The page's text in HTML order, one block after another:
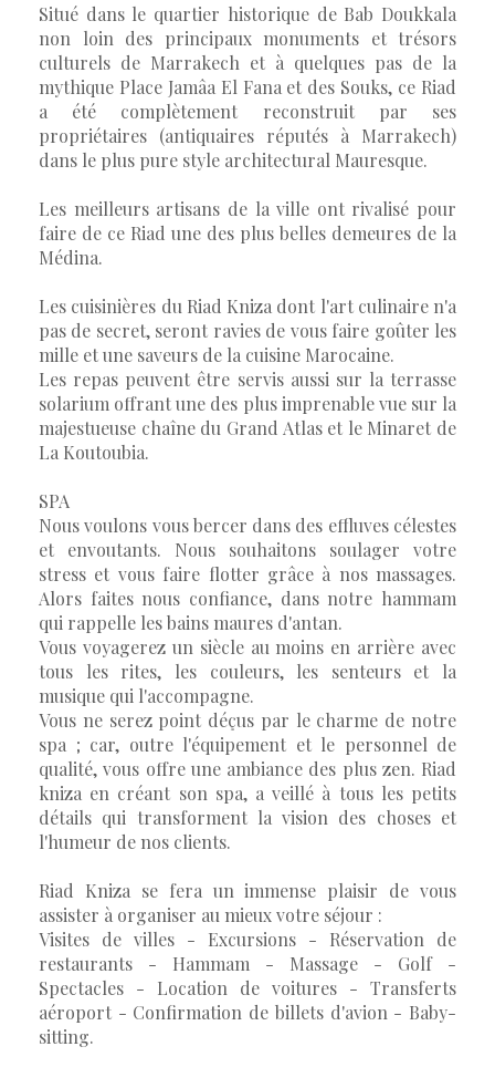
Situé dans le quartier historique de Bab Doukkala
non loin des principaux monuments et trésors
culturels de Marrakech et à quelques pas de la
mythique Place Jamâa El Fana et des Souks, ce Riad
a été complètement reconstruit par ses
propriétaires (antiquaires réputés à Marrakech)
dans le plus pure style architectural Mauresque.
Les meilleurs artisans de la ville ont rivalisé pour
faire de ce Riad une des plus belles demeures de la
Médina.
Les cuisinières du Riad Kniza dont l'art culinaire n'a
pas de secret, seront ravies de vous faire goûter les
mille et une saveurs de la cuisine Marocaine.
Les repas peuvent être servis aussi sur la terrasse
solarium offrant une des plus imprenable vue sur la
majestueuse chaîne du Grand Atlas et le Minaret de
La Koutoubia.
SPA
Nous voulons vous bercer dans des effluves célestes
et envoutants. Nous souhaitons soulager votre
stress et vous faire flotter grâce à nos massages.
Alors faites nous confiance, dans notre hammam
qui rappelle les bains maures d'antan.
Vous voyagerez un siècle au moins en arrière avec
tous les rites, les couleurs, les senteurs et la
musique qui l'accompagne.
Vous ne serez point déçus par le charme de notre
spa ; car, outre l'équipement et le personnel de
qualité, vous offre une ambiance des plus zen. Riad
kniza en créant son spa, a veillé à tous les petits
détails qui transforment la vision des choses et
l'humeur de nos clients.
Riad Kniza se fera un immense plaisir de vous
assister à organiser au mieux votre séjour :
Visites de villes - Excursions - Réservation de
restaurants - Hammam - Massage - Golf -
Spectacles - Location de voitures - Transferts
aéroport - Confirmation de billets d'avion - Baby-
sitting.